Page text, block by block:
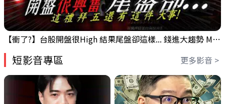
【衝了?】台股開盤很High 結果尾盤卻這樣... 錢進大趨勢 Mr.智霖 陳 2026/08/05
短影音專區 更多影音 >